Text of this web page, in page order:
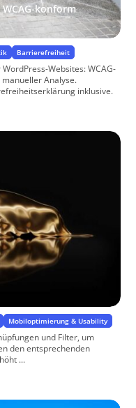
konform
Barrierefreiheit
Websites: WCAG-
Analyse.
inklusive.
Mobiloptimierung & Usability
und Filter, um
den entsprechenden
...